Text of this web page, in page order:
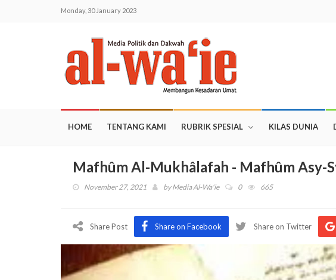
Monday, 30 January 2023
HOME TENTANG KAMI RUBRIK SPESIAL KILAS DUNIA
Mafhûm Al-Mukhâlafah - Mafhûm Asy-
November 27, 2021 byMedia Al-Wa'ie 0 665
Share Post Share on Facebook Share on Twitter